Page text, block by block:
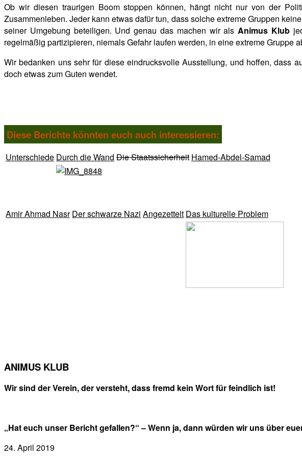
Ob wir diesen traurigen Boom stoppen können, hängt nicht nur von der
Zusammenleben. Jeder kann etwas dafür tun, dass solche extreme Gruppen
seiner Umgebung beteiligen. Und genau das machen wir alsAnimus Klub
regelmäßig partizipieren, niemals Gefahr laufen werden, in eine extreme Gruppe
Wir bedanken uns sehr für diese eindrucksvolle Ausstellung, und hoffen, dass
doch etwas zum Guten wendet.
Diese Berichte könnten euch auch interessieren:
Unterschiede Durch die Wand Die Staatssicherheit Hamed-Abdel-Samad
Amir Ahmad Nasr Der schwarze Nazi Angezettelt Das kulturelle Problem
ANIMUS KLUB
Wir sind der Verein, der versteht, dass fremd kein Wort für feindlich ist!
„Hat euch unser Bericht gefallen?“ – Wenn ja, dann würden wir uns über
24. April 2019